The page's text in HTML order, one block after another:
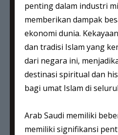
penting dalam industri
memberikan dampak
ekonomi dunia.
dan tradisi Islam yang
dari negara ini,
destinasi spiritual dan
bagi umat Islam di
Arab Saudi memiliki
memiliki signifikansi